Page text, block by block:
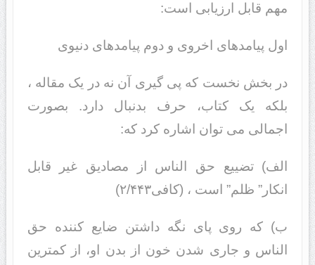
مهم قابل ارزیابی است:
اول پیامدهای اخروی و دوم پیامدهای دنیوی
در بخش نخست که پی گیری آن نه در یک مقاله ،
بلکه یک کتاب، حرف بدنبال دارد. بصورت
اجمالی می توان اشاره کرد که:
الف) تضییع حق الناس از مصادیق غیر قابل
انکار” ظلم” است ، (کافی۲/۴۴۳)
ب) که روی پای نگه داشتن ضایع کننده حق
الناس و جاری شدن خون از بدن او، از کمترین